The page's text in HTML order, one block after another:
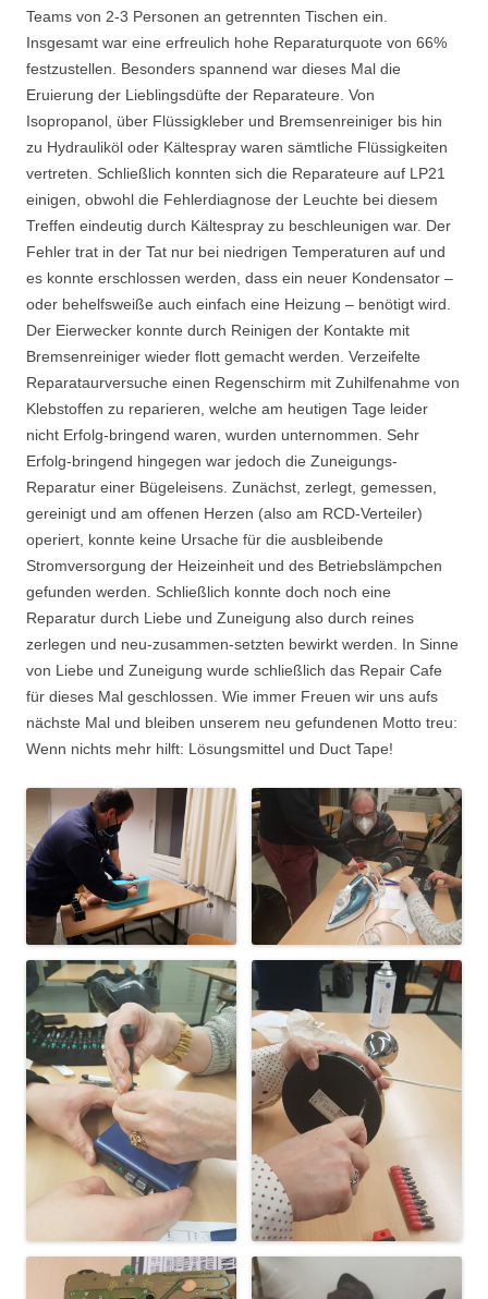
Teams von 2-3 Personen an getrennten Tischen ein.
Insgesamt war eine erfreulich hohe Reparaturquote von 66%
festzustellen. Besonders spannend war dieses Mal die
Eruierung der Lieblingsdüfte der Reparateure. Von
Isopropanol, über Flüssigkleber und Bremsenreiniger bis hin
zu Hydrauliköl oder Kältespray waren sämtliche Flüssigkeiten
vertreten. Schließlich konnten sich die Reparateure auf LP21
einigen, obwohl die Fehlerdiagnose der Leuchte bei diesem
Treffen eindeutig durch Kältespray zu beschleunigen war. Der
Fehler trat in der Tat nur bei niedrigen Temperaturen auf und
es konnte erschlossen werden, dass ein neuer Kondensator –
oder behelfsweiße auch einfach eine Heizung – benötigt wird.
Der Eierwecker konnte durch Reinigen der Kontakte mit
Bremsenreiniger wieder flott gemacht werden. Verzeifelte
Reparataurversuche einen Regenschirm mit Zuhilfenahme von
Klebstoffen zu reparieren, welche am heutigen Tage leider
nicht Erfolg-bringend waren, wurden unternommen. Sehr
Erfolg-bringend hingegen war jedoch die Zuneigungs-
Reparatur einer Bügeleisens. Zunächst, zerlegt, gemessen,
gereinigt und am offenen Herzen (also am RCD-Verteiler)
operiert, konnte keine Ursache für die ausbleibende
Stromversorgung der Heizeinheit und des Betriebslämpchen
gefunden werden. Schließlich konnte doch noch eine
Reparatur durch Liebe und Zuneigung also durch reines
zerlegen und neu-zusammen-setzten bewirkt werden. In Sinne
von Liebe und Zuneigung wurde schließlich das Repair Cafe
für dieses Mal geschlossen. Wie immer Freuen wir uns aufs
nächste Mal und bleiben unserem neu gefundenen Motto treu:
Wenn nichts mehr hilft: Lösungsmittel und Duct Tape!